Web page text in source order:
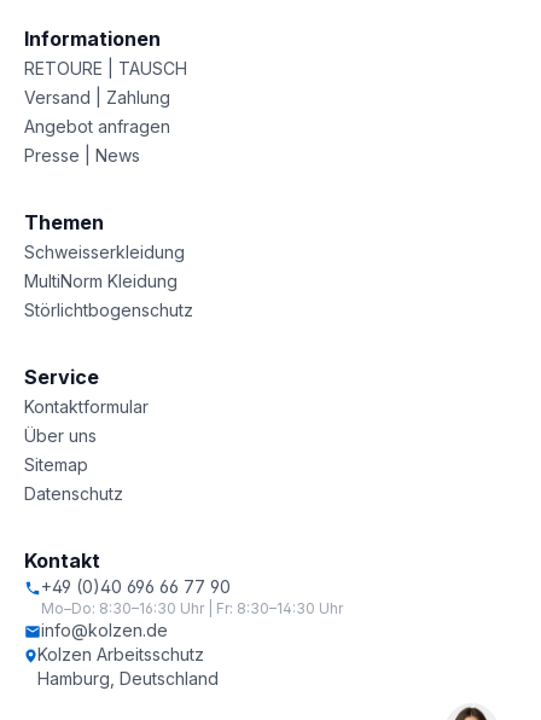
Informationen
RETOURE | TAUSCH
Versand | Zahlung
Angebot anfragen
Presse | News
Themen
Schweisserkleidung
MultiNorm Kleidung
Störlichtbogenschutz
Service
Kontaktformular
Über uns
Sitemap
Datenschutz
Kontakt
+49 (0)40 696 66 77 90
Mo–Do: 8:30–16:30 Uhr | Fr: 8:30–14:30 Uhr
info@kolzen.de
Kolzen Arbeitsschutz
Hamburg, Deutschland